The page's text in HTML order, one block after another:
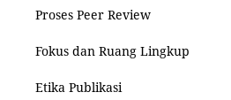
Proses Peer Review
Fokus dan Ruang Lingkup
Etika Publikasi